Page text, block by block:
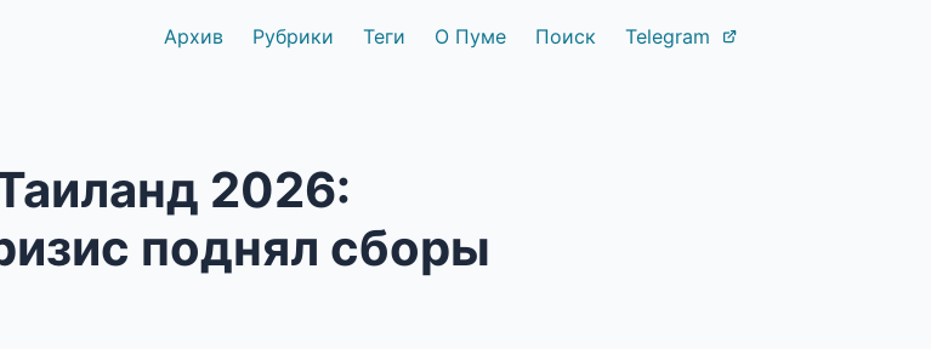
Архив Рубрики Теги О Пуме Поиск Telegram
2026:
поднял сборы